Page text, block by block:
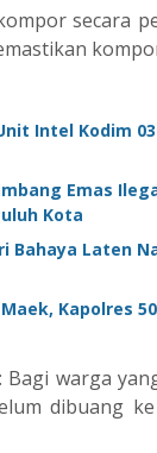
secara
Intel Kodim
Emas
Kota
Bahaya Laten
Kapolres
Bagi warga
dibuang